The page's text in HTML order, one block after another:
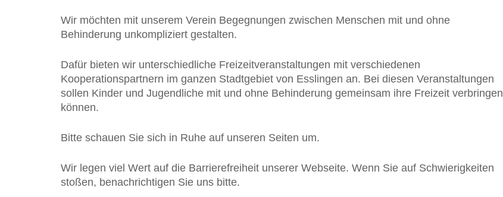
Wir möchten mit unserem Verein Begegnungen zwischen Menschen mit und ohne
Behinderung unkompliziert gestalten.
Dafür bieten wir unterschiedliche Freizeitveranstaltungen mit verschiedenen
Kooperationspartnern im ganzen Stadtgebiet von Esslingen an. Bei diesen Veranstaltungen
sollen Kinder und Jugendliche mit und ohne Behinderung gemeinsam ihre Freizeit verbringen
können.
Bitte schauen Sie sich in Ruhe auf unseren Seiten um.
Wir legen viel Wert auf die Barrierefreiheit unserer Webseite. Wenn Sie auf Schwierigkeiten
stoßen, benachrichtigen Sie uns bitte.